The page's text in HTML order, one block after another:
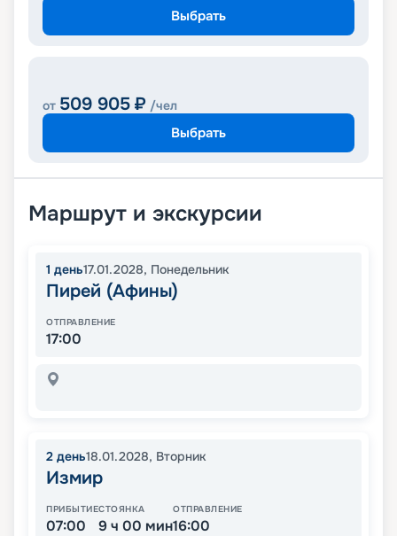
Выбрать
от 509 905 ₽ /чел
Выбрать
Маршрут и экскурсии
1 день17.01.2028, Понедельник
Пирей (Афины)
ОТПРАВЛЕНИЕ
17:00
2 день18.01.2028, Вторник
Измир
ПРИБЫТИЕ
07:00
СТОЯНКА
9 ч 00 мин
ОТПРАВЛЕНИЕ
16:00